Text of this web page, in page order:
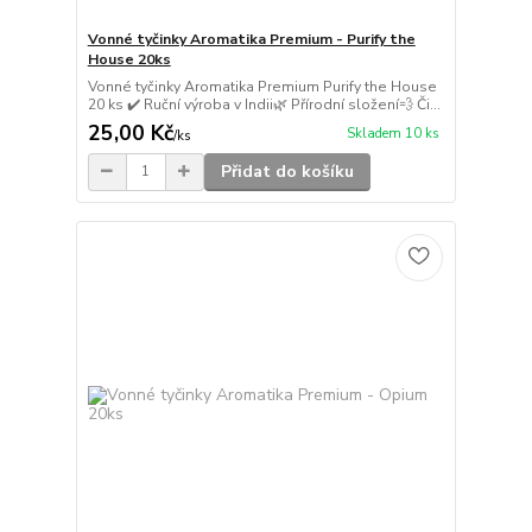
Vonné tyčinky Aromatika Premium - Purify the
House 20ks
Vonné tyčinky Aromatika Premium Purify the House
20 ks ✔️ Ruční výroba v Indii🌿 Přírodní složení💨 Či...
25,00 Kč/ks Skladem 10 ks
Přidat do košíku